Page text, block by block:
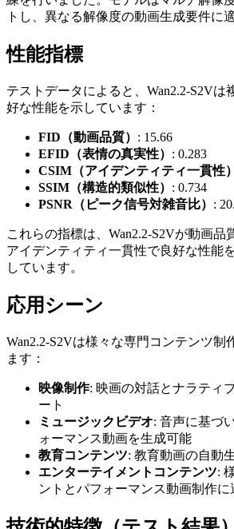
トし、異なる解像度の動画生成要件に
性能指標
テストデータによると、Wan2.2-S2Vは
好な性能を示しています：
FID（動画品質） : 15.66
EFID（表情の真実性） : 0.283
CSIM（アイデンティティ一貫性）
SSIM（構造的類似性） : 0.734
PSNR（ピーク信号対雑音比） :
これらの指標は、Wan2.2-S2Vが動画品
アイデンティティ一貫性で良好な性能
しています。
応用シーン
Wan2.2-S2Vは様々な専門コンテンツ制
ます：
映像制作: 映画の対話とナラティ
ート
ミュージックビデオ: 音声に基づ
ォーマンス動画を生成可能
教育コンテンツ: 教育動画の自動
エンターテイメントコンテンツ:
ントとパフォーマンス動画制作に